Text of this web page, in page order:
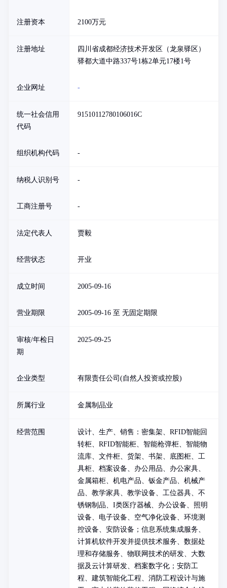
注册资本 2100万元
注册地址
四川省成都经济技术开发区（龙泉驿区）
驿都大道中路337号1栋2单元17楼1号
企业网址 -
统一社会信用
代码
91510112780106016C
组织机构代码 -
纳税人识别号 -
工商注册号 -
法定代表人 贾毅
经营状态 开业
成立时间 2005-09-16
营业期限 2005-09-16 至 无固定期限
审核/年检日
期
2025-09-25
企业类型 有限责任公司(自然人投资或控股)
所属行业 金属制品业
经营范围
设计、生产、销售：密集架、RFID智能回
转柜、RFID智能柜、智能枪弹柜、智能物
流库、文件柜、货架、书架、底图柜、工
具柜、档案设备、办公用品、办公家具、
金属箱柜、机电产品、钣金产品、机械产
品、教学家具、教学设备、工位器具、不
锈钢制品、I类医疗器械、办公设备、照明
设备、电子设备、空气净化设备、环境测
控设备、安防设备；信息系统集成服务、
计算机软件开发并提供技术服务、数据处
理和存储服务、物联网技术的研发、大数
据及云计算研发、档案数字化；安防工
程、建筑智能化工程、消防工程设计与施